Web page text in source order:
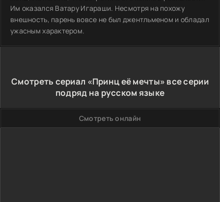
Им оказался Ватару Игараши. Несмотря на похожу
внешность, парень вовсе не был джентльменом и обладал
ужасным характером.
Смотреть сериал «Принц её мечты» все серии
подряд на русском языке
Смотреть онлайн